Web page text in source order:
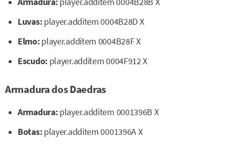
Luvas:player.additem 0004B28D X
Elmo:player.additem 0004B28F X
Escudo: player.additem 0004F912 X
Armadura dos Daedras
Armadura:player.additem 0001396B X
Botas:player.additem 0001396A X